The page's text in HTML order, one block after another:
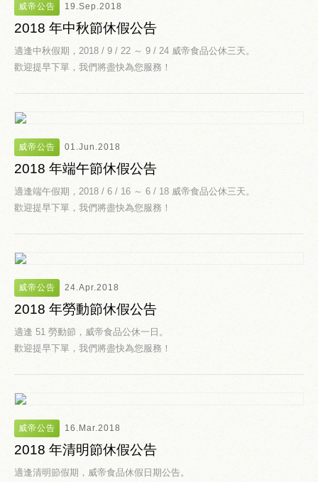
威帝公告 19.Sep.2018
2018 年中秋節休假公告
適逢中秋假期，2018 / 9 / 22 ～ 9 / 24 威帝食品公休三天。
歡迎提早下單，我們將盡快為您服務！
威帝公告 01.Jun.2018
2018 年端午節休假公告
適逢端午假期，2018 / 6 / 16 ～ 6 / 18 威帝食品公休三天。
歡迎提早下單，我們將盡快為您服務！
威帝公告 24.Apr.2018
2018 年勞動節休假公告
適逢 51 勞動節，威帝食品公休一日。
歡迎提早下單，我們將盡快為您服務！
威帝公告 16.Mar.2018
2018 年清明節休假公告
適逢清明節假期，威帝食品休假日期公告。